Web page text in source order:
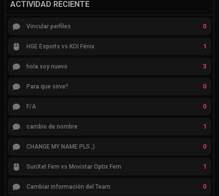
ACTIVIDAD RECIENTE
Vincular perfiles 0
HGE Esports vs KOI Fénix 1
hola soy nuevo 3
Para que sirve? 0
F/A 0
cambio de nombre 1
CHANGE MY NAME PLS ;) 0
SunXet Fem vs Movistar Optix Fem 1
Cambiar información del Team 0